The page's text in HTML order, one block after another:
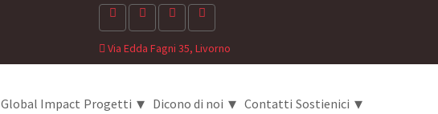
Via Edda Fagni 35, Livorno
Global Impact Progetti ▾ Dicono di noi ▾ Contatti Sostienici ▾